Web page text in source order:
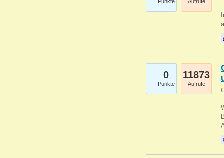
Punkte Aufrufe
0
Punkte
11873
Aufrufe